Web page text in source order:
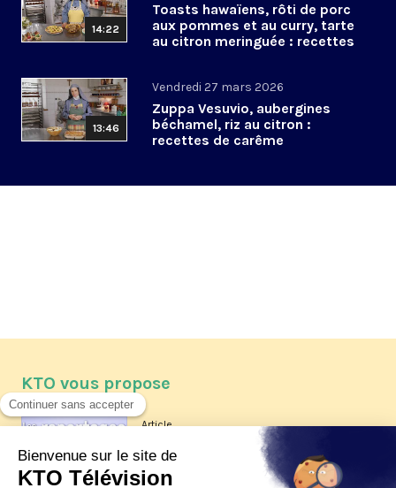
14:22
Toasts hawaïens, rôti de porc
aux pommes et au curry, tarte
au citron meringuée : recettes
13:46
Vendredi 27 mars 2026
Zuppa Vesuvio, aubergines
béchamel, riz au citron :
recettes de carême
KTO vous propose
Article
Les reportages d'été 2026 de KTO